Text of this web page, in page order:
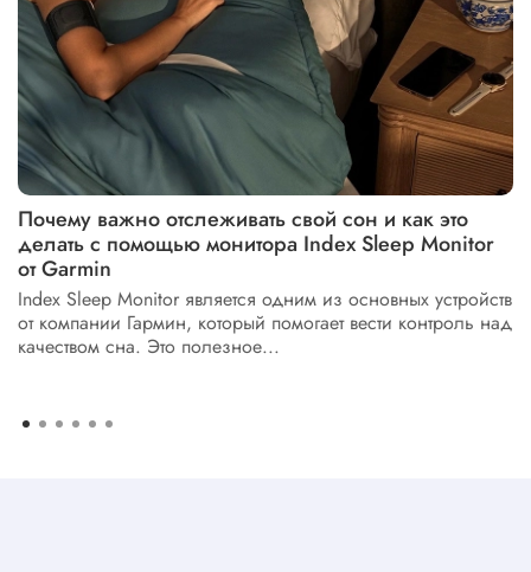
Почему важно отслеживать свой сон и как это
делать с помощью монитора Index Sleep Monitor
от Garmin
Index Sleep Monitor является одним из основных устройств
от компании Гармин, который помогает вести контроль над
качеством сна. Это полезное...